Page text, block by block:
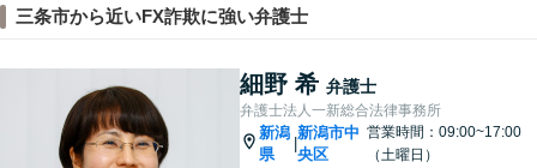
三条市から近いFX詐欺に強い弁護士
細野 希 弁護士
弁護士法人一新総合法律事務所
新潟
県
新潟市中
央区
営業時間：09:00~17:00
（土曜日）